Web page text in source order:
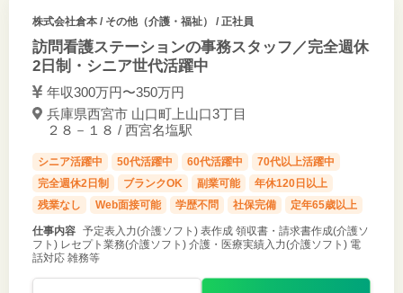
株式会社倉本/ その他（介護・福祉） / 正社員
訪問看護ステーションの事務スタッフ／完全週休
2日制・シニア世代活躍中
年収300万円〜350万円
兵庫県西宮市 山口町上山口3丁目
２８－１８ / 西宮名塩駅
シニア活躍中 50代活躍中 60代活躍中
70代以上活躍中
完全週休2日制
ブランクOK 副業可能
年休120日以上
残業なし
Web面接可能 学歴不問 社保完備 定年65歳以上
仕事内容 予定表入力(介護ソフト) 表作成 領収書・請求書作成(介護ソ
フト) レセプト業務(介護ソフト) 介護・医療実績入力(介護ソフト) 電
話対応 雑務等